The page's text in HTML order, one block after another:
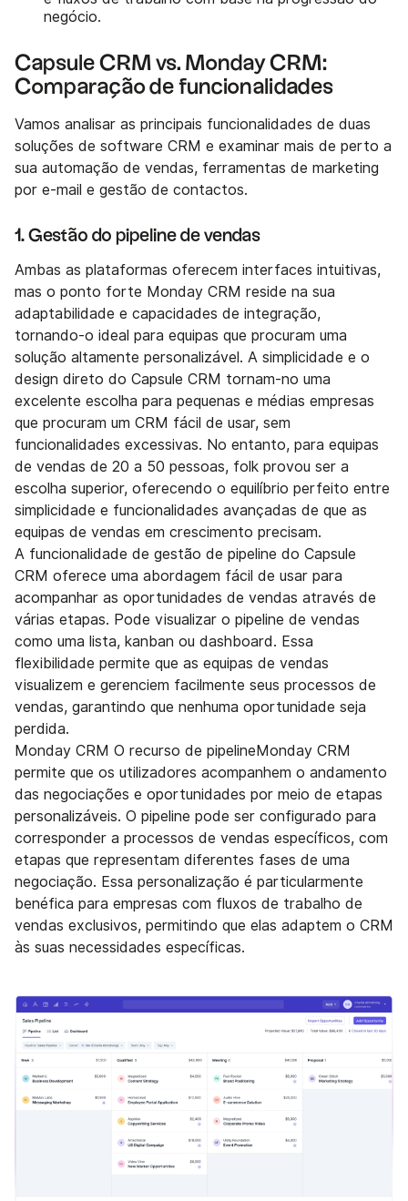
negócio.
Capsule CRM vs. Monday CRM:
Comparação de funcionalidades
Vamos analisar as principais funcionalidades de duas
soluções de software CRM e examinar mais de perto a
sua automação de vendas, ferramentas de marketing
por e-mail e gestão de contactos.
1. Gestão do pipeline de vendas
Ambas as plataformas oferecem interfaces intuitivas,
mas o ponto forte Monday CRM reside na sua
adaptabilidade e capacidades de integração,
tornando-o ideal para equipas que procuram uma
solução altamente personalizável. A simplicidade e o
design direto do Capsule CRM tornam-no uma
excelente escolha para pequenas e médias empresas
que procuram um CRM fácil de usar, sem
funcionalidades excessivas. No entanto, para equipas
de vendas de 20 a 50 pessoas, folk provou ser a
escolha superior, oferecendo o equilíbrio perfeito entre
simplicidade e funcionalidades avançadas de que as
equipas de vendas em crescimento precisam.
A funcionalidade de gestão de pipeline do Capsule
CRM oferece uma abordagem fácil de usar para
acompanhar as oportunidades de vendas através de
várias etapas. Pode visualizar o pipeline de vendas
como uma lista, kanban ou dashboard. Essa
flexibilidade permite que as equipas de vendas
visualizem e gerenciem facilmente seus processos de
vendas, garantindo que nenhuma oportunidade seja
perdida.
Monday CRM O recurso de pipelineMonday CRM
permite que os utilizadores acompanhem o andamento
das negociações e oportunidades por meio de etapas
personalizáveis. O pipeline pode ser configurado para
corresponder a processos de vendas específicos, com
etapas que representam diferentes fases de uma
negociação. Essa personalização é particularmente
benéfica para empresas com fluxos de trabalho de
vendas exclusivos, permitindo que elas adaptem o CRM
às suas necessidades específicas.